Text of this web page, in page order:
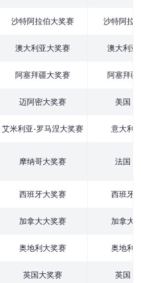
沙特阿拉伯大奖赛 沙特阿拉
澳大利亚大奖赛 澳大利亚
阿塞拜疆大奖赛 阿塞拜疆
迈阿密大奖赛 美国
艾米利亚-罗马涅大奖赛 意大利
摩纳哥大奖赛 法国
西班牙大奖赛 西班牙
加拿大大奖赛 加拿大
奥地利大奖赛 奥地利
英国大奖赛 英国